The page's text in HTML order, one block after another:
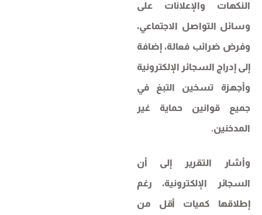
النكهات والإعلانات على
وسائل التواصل الاجتماعي،
وفرض ضرائب فعالة، إضافة
إلى إدراج السجائر الإلكترونية
وأجهزة تسخين التبغ في
جميع قوانين حماية غير
المدخنين.
وأشار التقرير إلى أن
السجائر الإلكترونية، رغم
إطلاقها كميات أقل من